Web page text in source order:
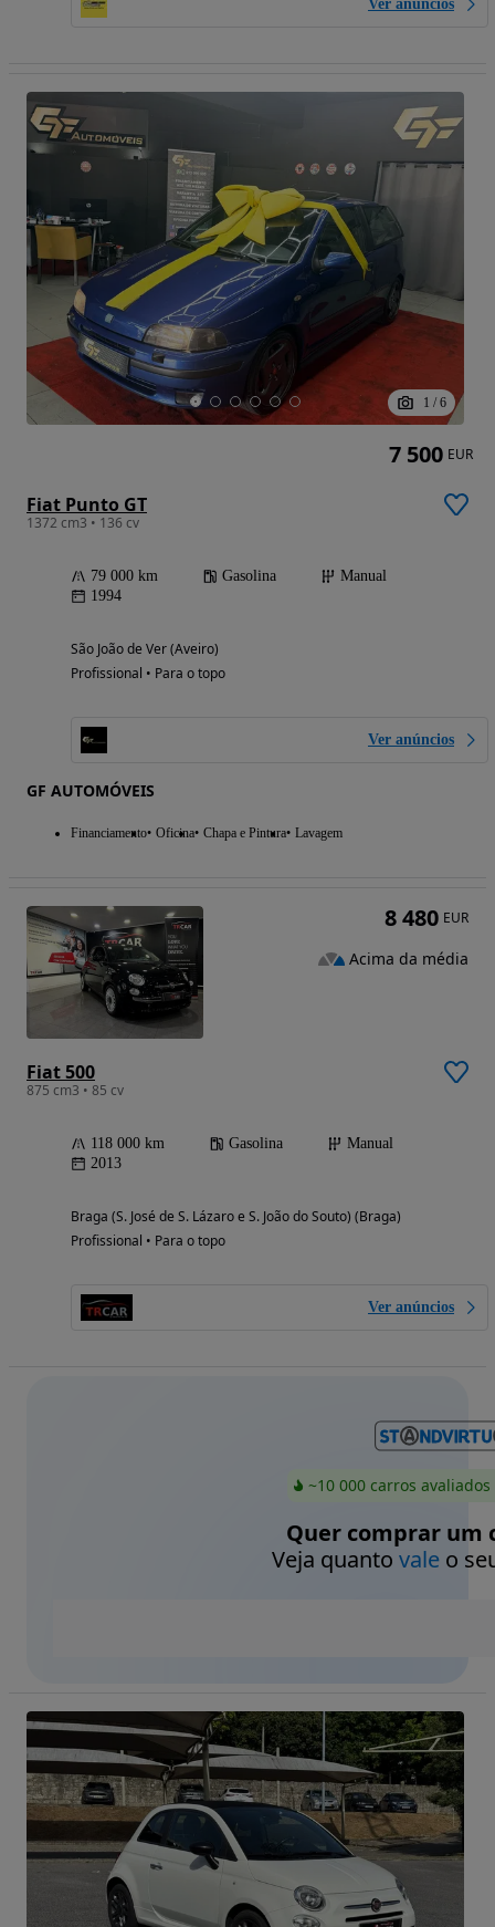
Ver anúncios
1 / 6
Fiat Punto GT
1372 cm3 • 136 cv
79 000 km Gasolina
Manual
1994
São João de Ver (Aveiro)
Profissional • Para o topo
Ver anúncios
GF AUTOMÓVEIS
Financiamento Oficina Chapa e Pintura Lavagem
7 500 EUR
Fiat 500
875 cm3 • 85 cv
118 000 km Gasolina
Manual
2013
Braga (S. José de S. Lázaro e S. João do Souto) (Braga)
Profissional • Para o topo
Ver anúncios
8 480 EUR
Acima da média
~10 000 carros
Quer comprar um
Veja quanto valeo